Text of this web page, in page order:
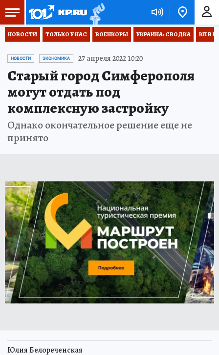
НОВОСТИ ТОЛЬКО У НАС ВОЕНКОРЫ УКРАИНА: СВОДКА КП В
НОВОСТИ ЭКОНОМИКА 27 апреля 2022 10:20
Старый город Симферополя
могут отдать под
комплексную застройку
Однако окончательное решение еще не
принято
Юлия Белореченская